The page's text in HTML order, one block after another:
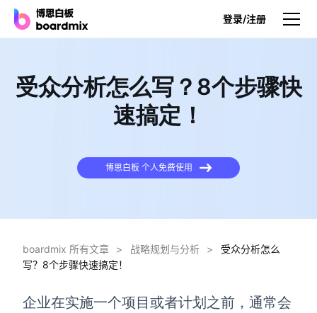
登录/注册
产品
博思白板SDK
博思白板离线版
受众分析怎么写？8个步骤快
速搞定！
博思白板 个人免费使用
boardmix 所有文章 > 战略规划与分析 >
受众分析怎么
写？8个步骤快速搞定！
企业在实施一个项目或者计划之前，通常会